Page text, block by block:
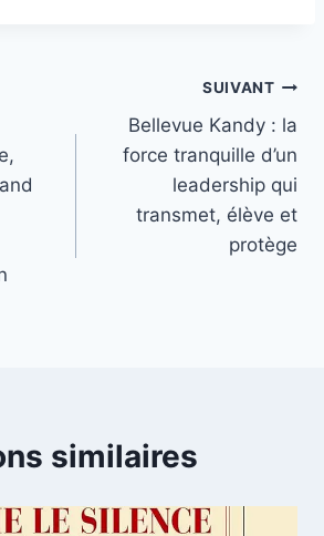
SUIVANT
Bellevue Kandy : la
force tranquille d’un
leadership qui
transmet, élève et
protège
similaires